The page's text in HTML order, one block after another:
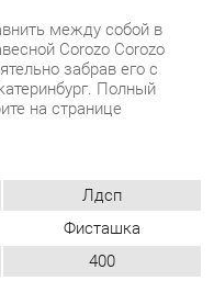
Лдсп
Фисташка
400
295
Настенный
Полки